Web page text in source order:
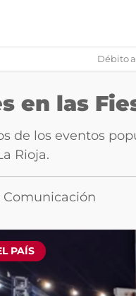
Débito
en las
de los eventos
Rioja.
PAÍS